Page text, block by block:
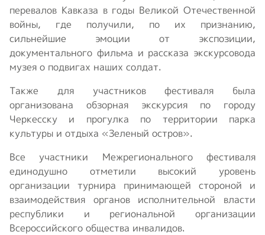
перевалов Кавказа в годы Великой Отечественной
войны, где получили, по их признанию,
сильнейшие эмоции от экспозиции,
документального фильма и рассказа экскурсовода
музея о подвигах наших солдат.
Также для участников фестиваля была
организована обзорная экскурсия по городу
Черкесску и прогулка по территории парка
культуры и отдыха «Зеленый остров».
Все участники Межрегионального фестиваля
единодушно отметили высокий уровень
организации турнира принимающей стороной и
взаимодействия органов исполнительной власти
республики и региональной организации
Всероссийского общества инвалидов.